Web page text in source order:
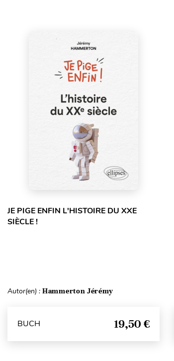
JE PIGE ENFIN L'HISTOIRE DU XXE
SIÈCLE !
Autor(en) : Hammerton Jérémy
BUCH 19,50 €